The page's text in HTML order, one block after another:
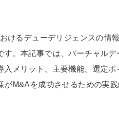
けるデューデリジェンスの情
。本記事では、バーチャルデ
メリット、主要機能、選定ポ
M&Aを成功させるための実